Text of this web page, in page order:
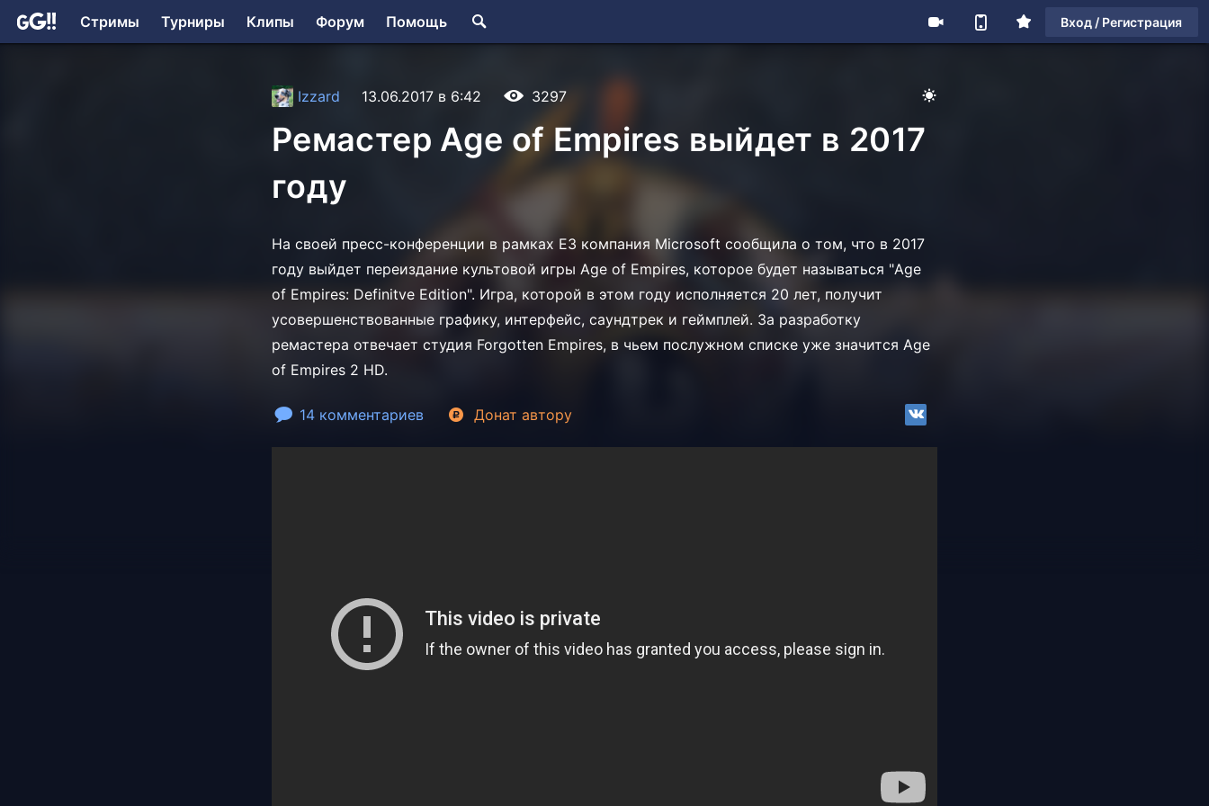
Стримы Турниры Клипы Форум Помощь Вход / Регистрация
Izzard 13.06.2017 в 6:42 3297
Ремастер Age of Empires выйдет в 2017
году
На своей пресс-конференции в рамках E3 компания Microsoft сообщила о том, что в 2017
году выйдет переиздание культовой игры Age of Empires, которое будет называться "Age
of Empires: Definitve Edition". Игра, которой в этом году исполняется 20 лет, получит
усовершенствованные графику, интерфейс, саундтрек и геймплей. За разработку
ремастера отвечает студия Forgotten Empires, в чьем послужном списке уже значится Age
of Empires 2 HD.
14 комментариев Донат автору